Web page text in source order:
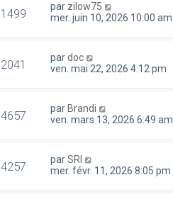
1499 par zilow75
mer. juin 10, 2026 10:00 am
2041 pardoc
ven. mai 22, 2026 4:12 pm
4657 par Brandi
ven. mars 13, 2026 6:49 am
4257 parSRI
mer. févr. 11, 2026 8:05 pm